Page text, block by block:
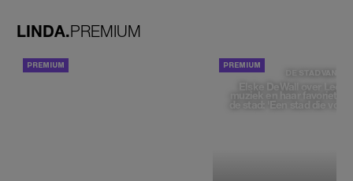
LINDA.PREMIUM
DE STAD VAN
Elske DeWall over
muziek en haar favoriete
de stad: 'Een stad die